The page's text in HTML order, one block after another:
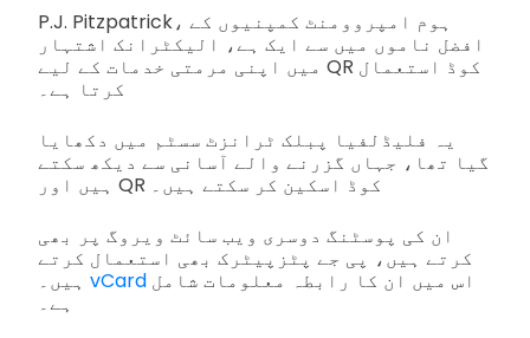
P.J. Pitzpatrick، ہوم امپروومنٹ کمپنیوں کے
افضل ناموں میں سے ایک ہے، الیکٹرانک اشتہار
میں اپنی مرمتی خدمات کے لیے QR کوڈ استعمال
کرتا ہے۔
یہ فلیڈلفیا پبلک ٹرانزٹ سسٹم میں دکھایا
گیا تھا، جہاں گزرنے والے آسانی سے دیکھ سکتے
ہیں اور QR کوڈ اسکین کر سکتے ہیں۔
ان کی پوسٹنگ دوسری ویب سائٹ ویروگ پر بھی
کرتے ہیں، پی جے پٹزپیٹرک بھی استعمال کرتے
vCard
ہے۔